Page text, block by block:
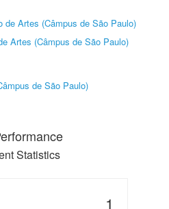
de Artes (Câmpus de São Paulo)
Artes (Câmpus de São Paulo)
de São Paulo)
Statistics
1